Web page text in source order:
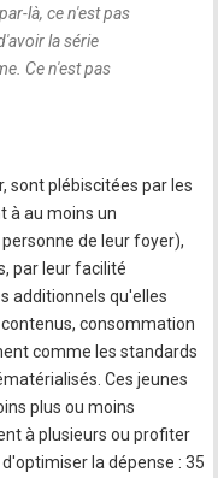
là, ce n'est pas
la série
Ce n'est pas
sont plébiscitées par les
à au moins un
de leur foyer),
par leur facilité
additionnels qu'elles
consommation
comme les standards
Ces jeunes
plus ou moins
à plusieurs ou profiter
la dépense : 35